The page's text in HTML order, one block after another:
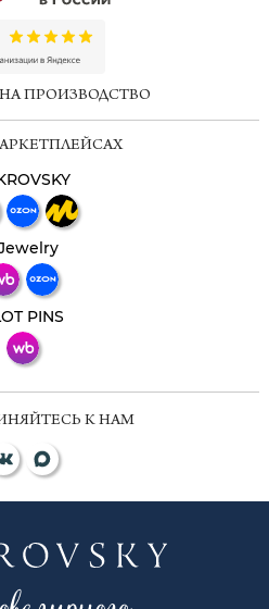
ПРОИЗВОДСТВО
PINS
К НАМ